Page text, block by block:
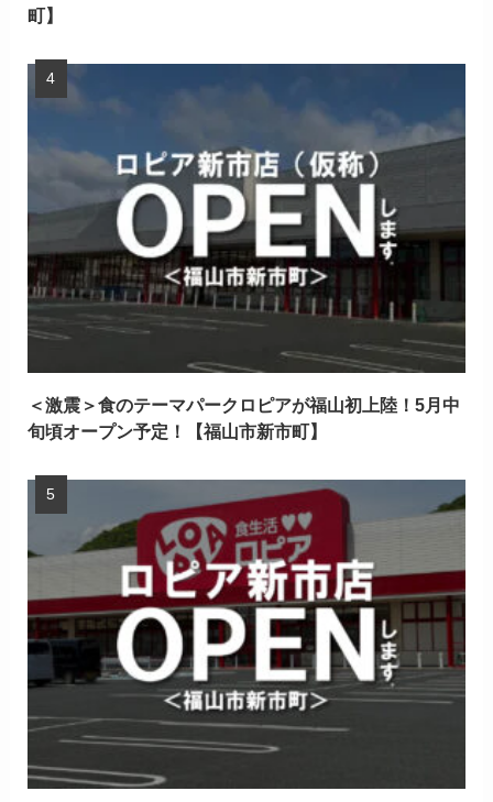
町】
＜激震＞食のテーマパークロピアが福山初上陸！5月中
旬頃オープン予定！【福山市新市町】